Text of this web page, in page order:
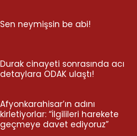
Sen neymişsin be abi!
Durak cinayeti sonrasında acı
detaylara ODAK ulaştı!
Afyonkarahisar’ın adını
kirletiyorlar: “İlgilileri harekete
geçmeye davet ediyoruz”